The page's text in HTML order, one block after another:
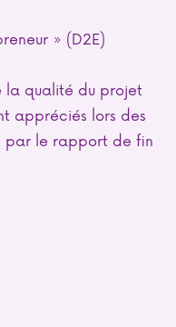
» (D2E)
la qualité du projet
appréciés lors des
par le rapport de fin